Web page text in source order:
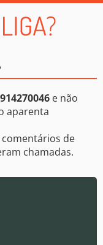
914270046 e não
aparenta
de
chamadas.